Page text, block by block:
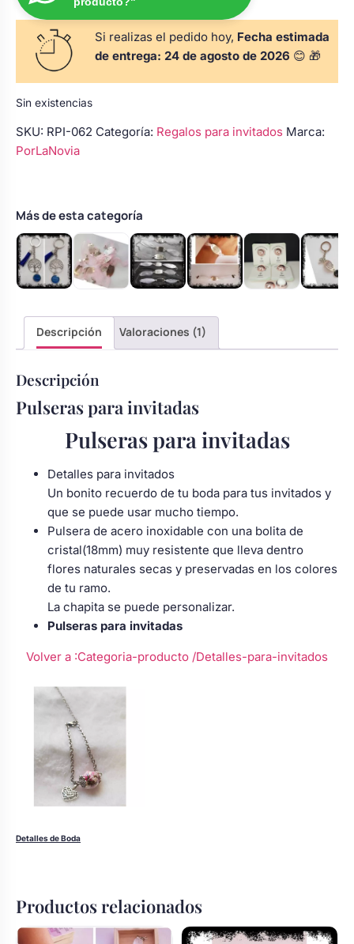
para arras
alianzas
porta alianzas
y pala tarta
personalizadas
Rasca y Gana para Comunión:
Detalles de comunión para invitados
Bolsos personalizados
Neceseres personalizados
Otros regalos
Si realizas el pedido hoy, Fecha estimada
de entrega: 24 de agosto de 2026 😊 🎁
Sin existencias
SKU: RPI-062 Categoría: Regalos para invitados Marca:
PorLaNovia
Más de esta categoría
Descripción Valoraciones (1)
Descripción
Pulseras para invitadas
Pulseras para invitadas
Detalles para invitados
Un bonito recuerdo de tu boda para tus invitados y
que se puede usar mucho tiempo.
Pulsera de acero inoxidable con una bolita de
cristal(18mm) muy resistente que lleva dentro
flores naturales secas y preservadas en los colores
de tu ramo.
La chapita se puede personalizar.
Pulseras para invitadas
Volver a :Categoria-producto /Detalles-para-invitados
Detalles de Boda
Productos relacionados